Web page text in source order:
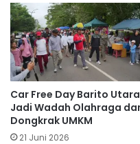
Car Free Day Barito
Jadi Wadah Olahraga
Dongkrak UMKM
21 Juni 2026